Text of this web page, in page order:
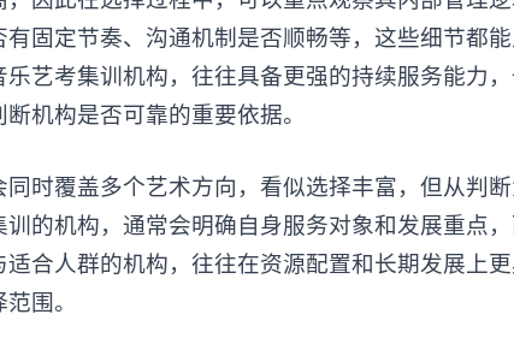
固定节奏、沟通机制是否顺畅等，这些细节都
乐艺考集训机构，往往具备更强的持续服务能力
机构是否可靠的重要依据。
覆盖多个艺术方向，看似选择丰富，但从判
的机构，通常会明确自身服务对象和发展重点
合人群的机构，往往在资源配置和长期发展上
围。